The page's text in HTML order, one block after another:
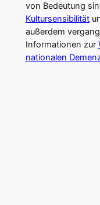
von Bedeutung
Kultursensibilität
außerdem
Informationen zur
nationalen